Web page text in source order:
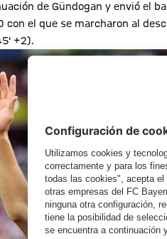
de Gündogan y envió el
el que se marcharon al
+2).